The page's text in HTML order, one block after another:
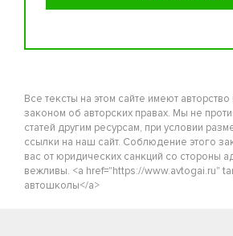
Все тексты на этом сайте имеют
законом об авторских правах. Мы не
статей другим ресурсам, при условии
ссылки на наш сайт. Соблюдение этого
вас от юридических санкций со стороны
вежливы. <a href="https://www.avtogai.ru"
автошколы</a>